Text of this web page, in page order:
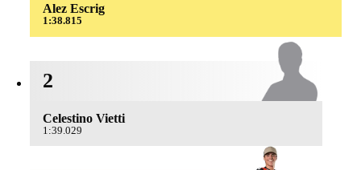
Alez Escrig
1:38.815
2
Celestino Vietti
1:39.029